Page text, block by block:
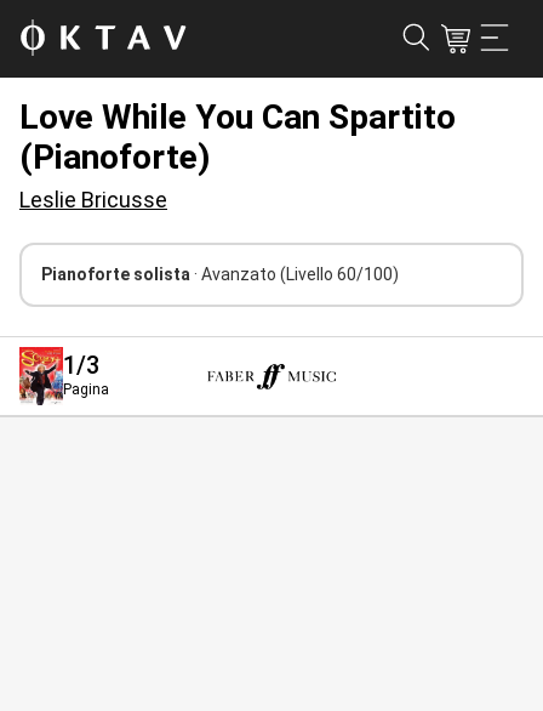
Love While You Can Spartito
(Pianoforte)
Leslie Bricusse
Pianoforte solista · Avanzato (Livello 60/100)
1/3
Pagina